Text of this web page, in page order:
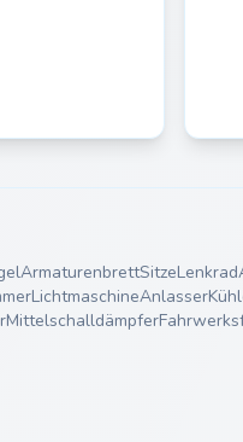
ArmaturenbrettSitzeLenkrad
LichtmaschineAnlasser
Mittelschalldämpfer